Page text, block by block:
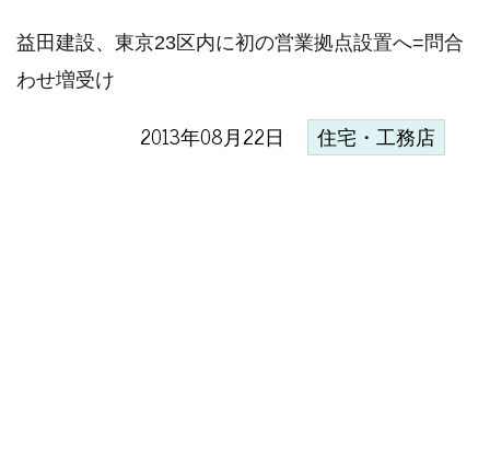
益田建設、東京23区内に初の営業拠点設置へ=問合
わせ増受け
2013年08月22日 住宅・工務店